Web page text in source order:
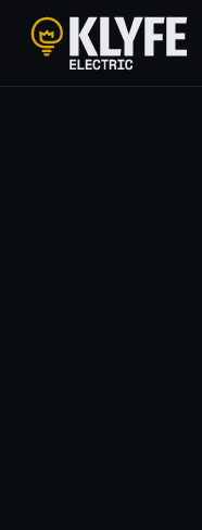
Klyfe Electric
HOME / SOLUÇÕES /
DE PROJETO NA ENERGISA